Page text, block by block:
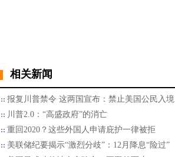
相关新闻
报复川普禁令 这两国宣布：禁止美国公民入境
川普2.0：“高盛政府”的消亡
重回2020？这些外国人申请庇护一律被拒
美联储纪要揭示“激烈分歧”：12月降息“险过”